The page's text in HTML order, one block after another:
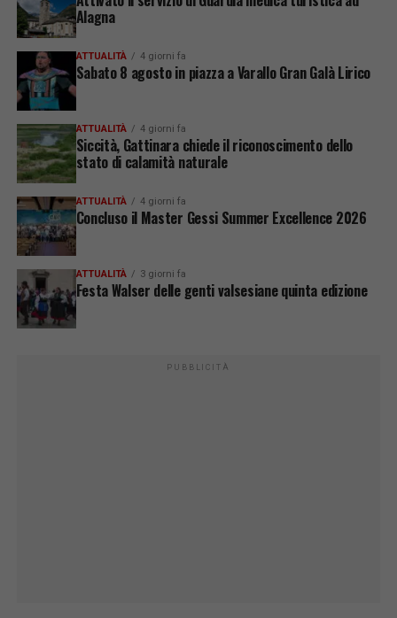
Alagna
ATTUALITÀ 4 giorni fa
Sabato 8 agosto in piazza a Varallo Gran Galà Lirico
ATTUALITÀ 4 giorni fa
Siccità, Gattinara chiede il riconoscimento dello
stato di calamità naturale
ATTUALITÀ 4 giorni fa
Concluso il Master Gessi Summer Excellence 2026
ATTUALITÀ 3 giorni fa
Festa Walser delle genti valsesiane quinta edizione
PUBBLICITÀ